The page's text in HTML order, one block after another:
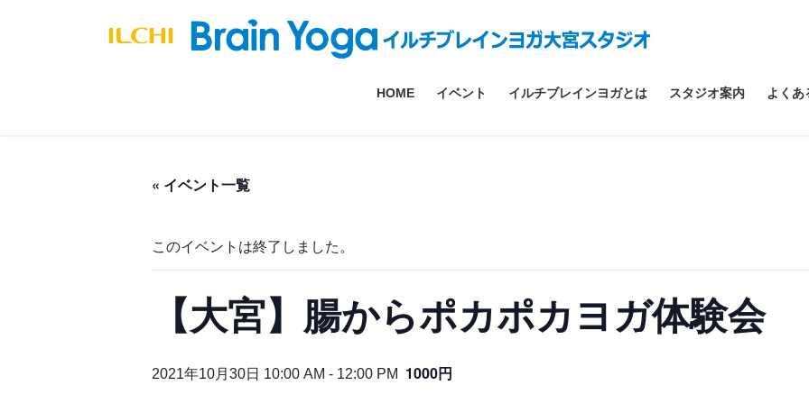
HOME イベント イルチブレインヨガとは スタジオ案内 よくあ
« イベント一覧
このイベントは終了しました。
【大宮】腸からポカポカヨガ体験会
2021年10月30日 10:00 AM - 12:00 PM 1000円